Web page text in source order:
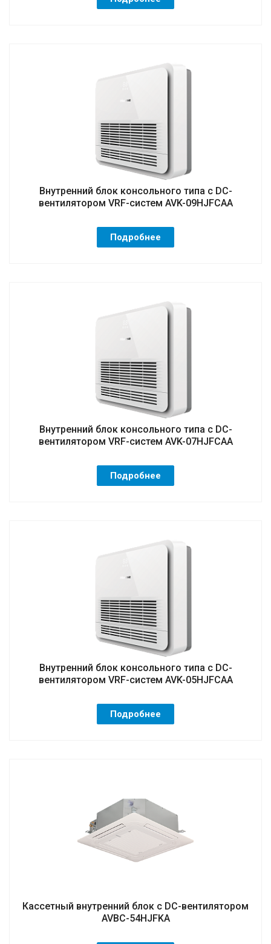
Внутренний блок консольного типа с DC-
вентилятором VRF-систем AVK-09HJFCAA
Подробнее
Внутренний блок консольного типа с DC-
вентилятором VRF-систем AVK-07HJFCAA
Подробнее
Внутренний блок консольного типа с DC-
вентилятором VRF-систем AVK-05HJFCAA
Подробнее
Кассетный внутренний блок с DC-вентилятором
AVBC-54HJFKA